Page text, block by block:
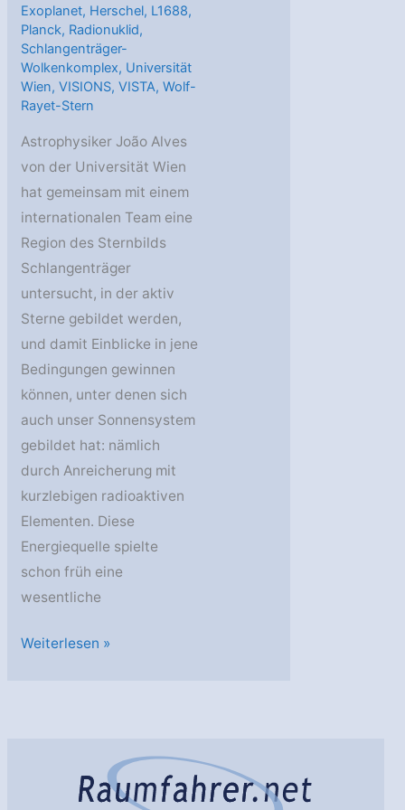
Exoplanet, Herschel, L1688,
Planck, Radionuklid,
Schlangenträger-
Wolkenkomplex, Universität
Wien,VISIONS,VISTA,Wolf-
Rayet-Stern
Astrophysiker João Alves
von der Universität Wien
hat gemeinsam mit einem
internationalen Team eine
Region des Sternbilds
Schlangenträger
untersucht, in der aktiv
Sterne gebildet werden,
und damit Einblicke in jene
Bedingungen gewinnen
können, unter denen sich
auch unser Sonnensystem
gebildet hat: nämlich
durch Anreicherung mit
kurzlebigen radioaktiven
Elementen. Diese
Energiequelle spielte
schon früh eine
wesentliche
Planeten-
Wärmequelle
Weiterlesen »